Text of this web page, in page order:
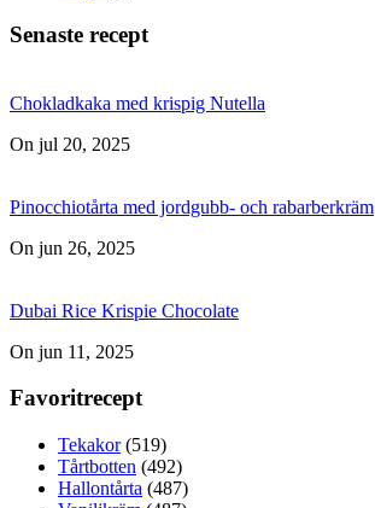
Senaste recept
Chokladkaka med krispig Nutella
On jul 20, 2025
Pinocchiotårta med jordgubb- och rabarberkräm
On jun 26, 2025
Dubai Rice Krispie Chocolate
On jun 11, 2025
Favoritrecept
Tekakor(519)
Tårtbotten (492)
Hallontårta (487)